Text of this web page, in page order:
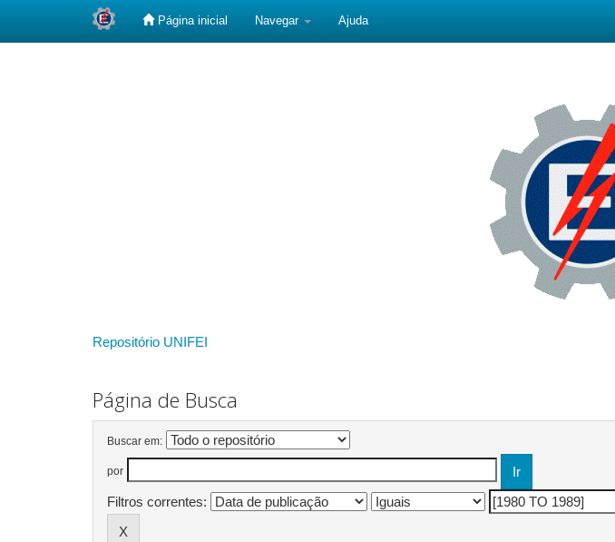
Página inicial Navegar Ajuda
Repositório UNIFEI
Página de Busca
Buscar em:
por
Filtros correntes: